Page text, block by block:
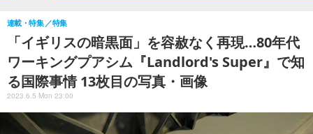
「イギリスの暗黒面」を容赦なく再現…80年代
ワーキングプアシム『Landlord's Super』で知
る国際事情 13枚目の写真・画像
連載・特集 特集
2023.6.5 Mon 23:00